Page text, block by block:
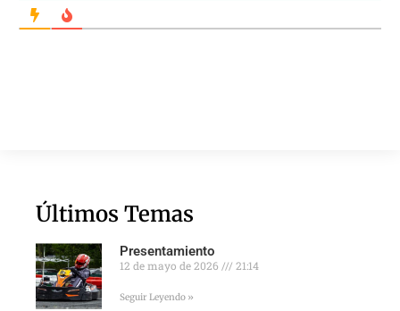
Últimos Temas
Presentamiento
12 de mayo de 2026 21:14
Seguir Leyendo »